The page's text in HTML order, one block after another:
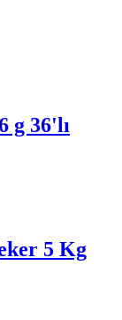
g 36'lı
5 Kg